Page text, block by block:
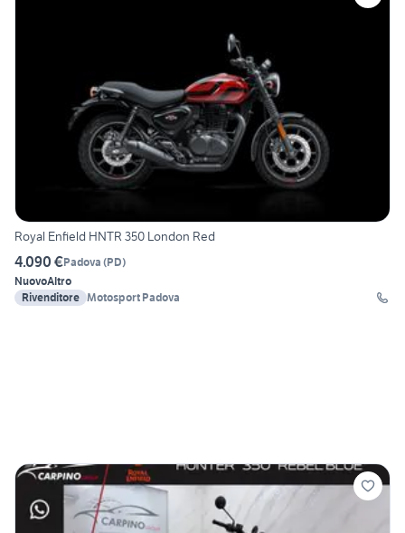
Royal Enfield HNTR 350 London Red
4.090 €Padova (PD)
NuovoAltro
Rivenditore Motosport Padova